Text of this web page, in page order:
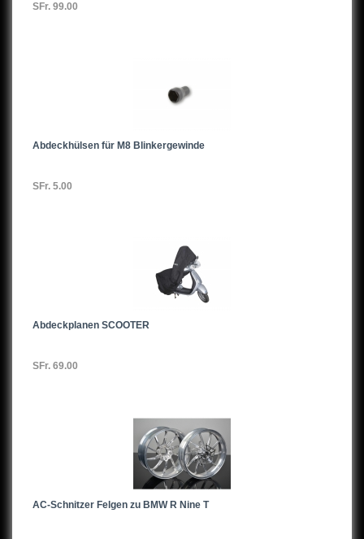
SFr. 99.00
Abdeckhülsen für M8 Blinkergewinde
SFr. 5.00
Abdeckplanen SCOOTER
SFr. 69.00
AC-Schnitzer Felgen zu BMW R Nine T